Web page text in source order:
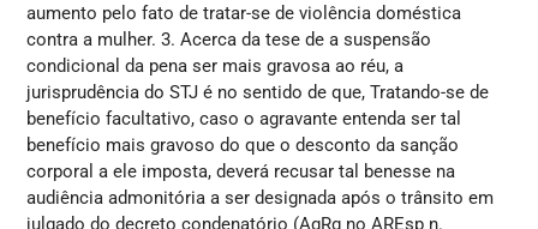
aumento pelo fato de tratar-se de violência doméstica
contra a mulher. 3. Acerca da tese de a suspensão
condicional da pena ser mais gravosa ao réu, a
jurisprudência do STJ é no sentido de que, Tratando-se de
benefício facultativo, caso o agravante entenda ser tal
benefício mais gravoso do que o desconto da sanção
corporal a ele imposta, deverá recusar tal benesse na
audiência admonitória a ser designada após o trânsito em
julgado do decreto condenatório (AgRg no AREsp n.